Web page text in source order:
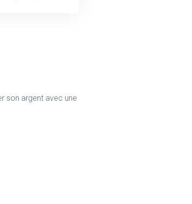
son argent avec une